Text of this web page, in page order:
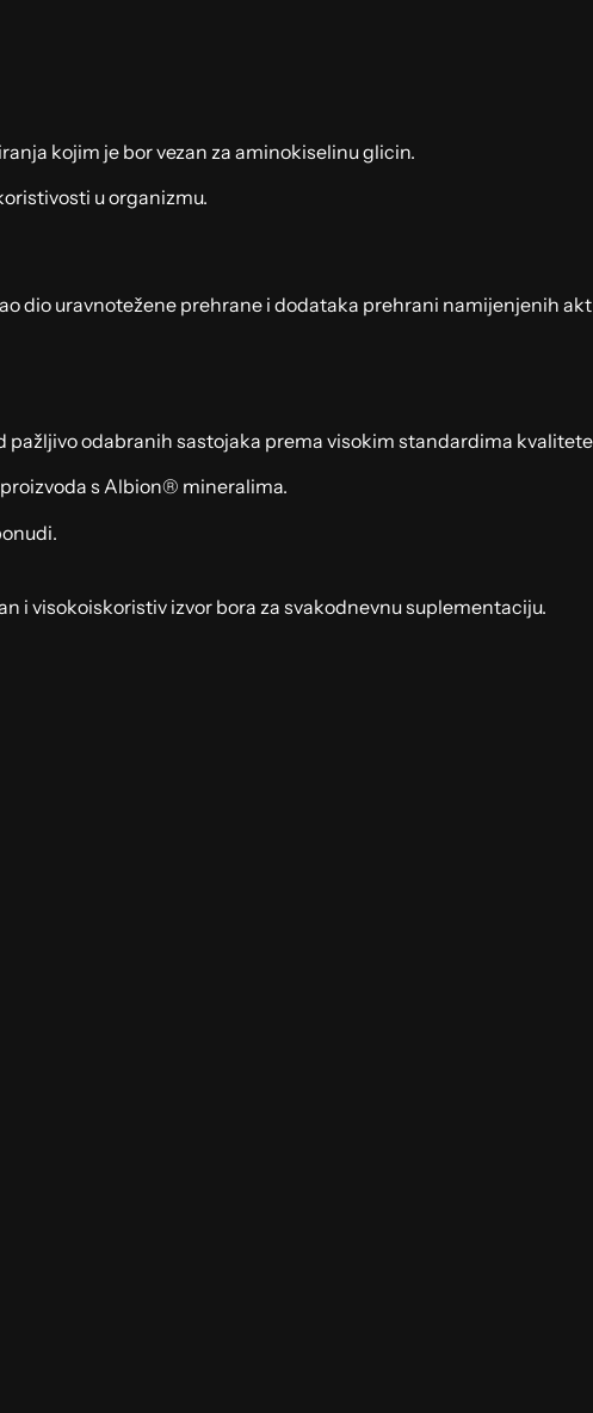
kojim je bor vezan za aminokiselinu glicin.
u organizmu.
dio uravnotežene prehrane i dodataka prehrani namijenjenih
pažljivo odabranih sastojaka prema visokim standardima
s Albion® mineralima.
i visokoiskoristiv izvor bora za svakodnevnu suplementaciju.